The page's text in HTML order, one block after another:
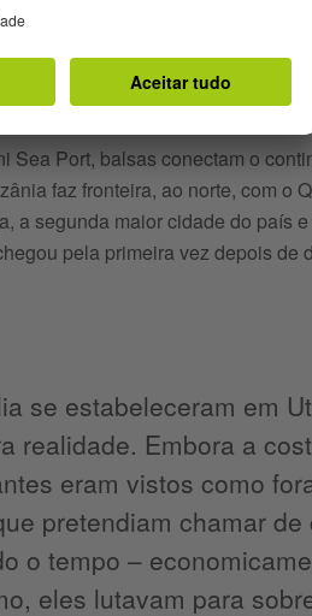
Está localizada no leste
Sea Port, balsas conectam o
faz fronteira, ao norte, com o
a segunda maior cidade do país
pela primeira vez depois de
se estabeleceram em
realidade. Embora a
eram vistos como
pretendiam chamar
o tempo –
eles lutavam para